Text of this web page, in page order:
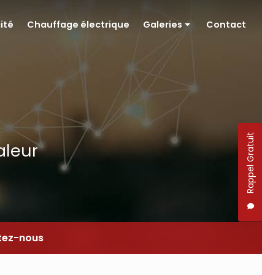
Rappel Gratuit
Chauffage électrique Galeries Contact
nous